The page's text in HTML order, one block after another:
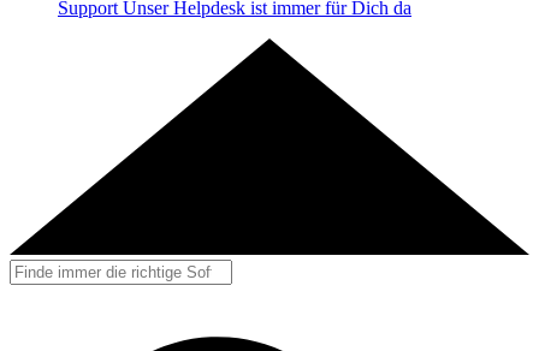
Support Unser Helpdesk ist immer für Dich da